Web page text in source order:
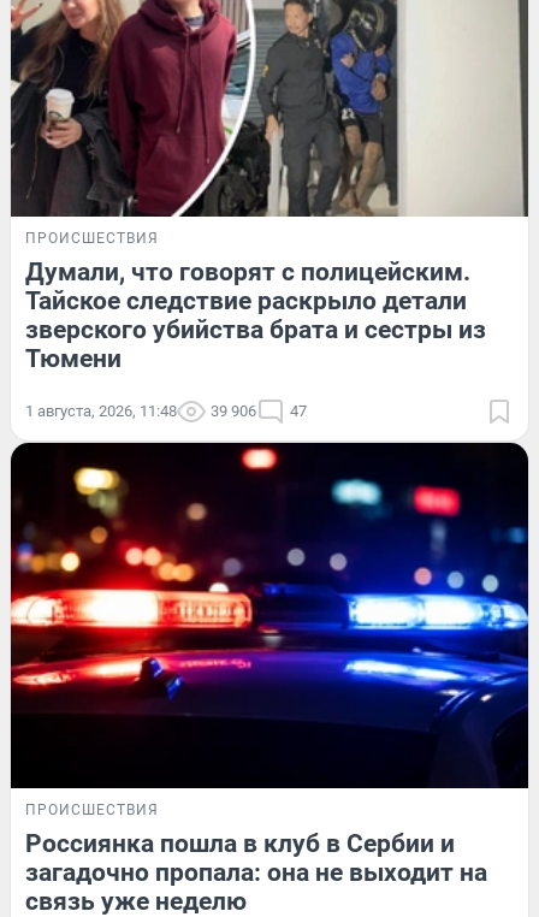
ПРОИСШЕСТВИЯ
Думали, что говорят с полицейским.
Тайское следствие раскрыло детали
зверского убийства брата и сестры из
Тюмени
1 августа, 2026, 11:48 39 906 47
ПРОИСШЕСТВИЯ
Россиянка пошла в клуб в Сербии и
загадочно пропала: она не выходит на
связь уже неделю